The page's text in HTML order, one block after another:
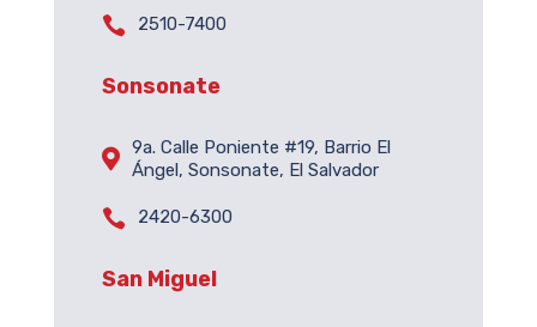
 2510-7400
Sonsonate
 9a. Calle Poniente #19, Barrio El
Ángel, Sonsonate, El Salvador
 2420-6300
San Miguel